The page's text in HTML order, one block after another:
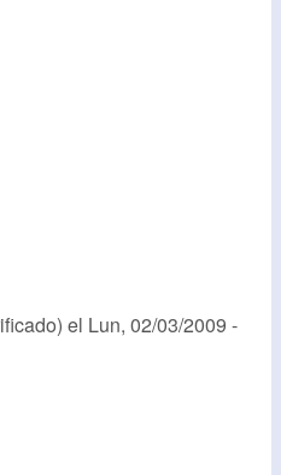
el Lun, 02/03/2009 -